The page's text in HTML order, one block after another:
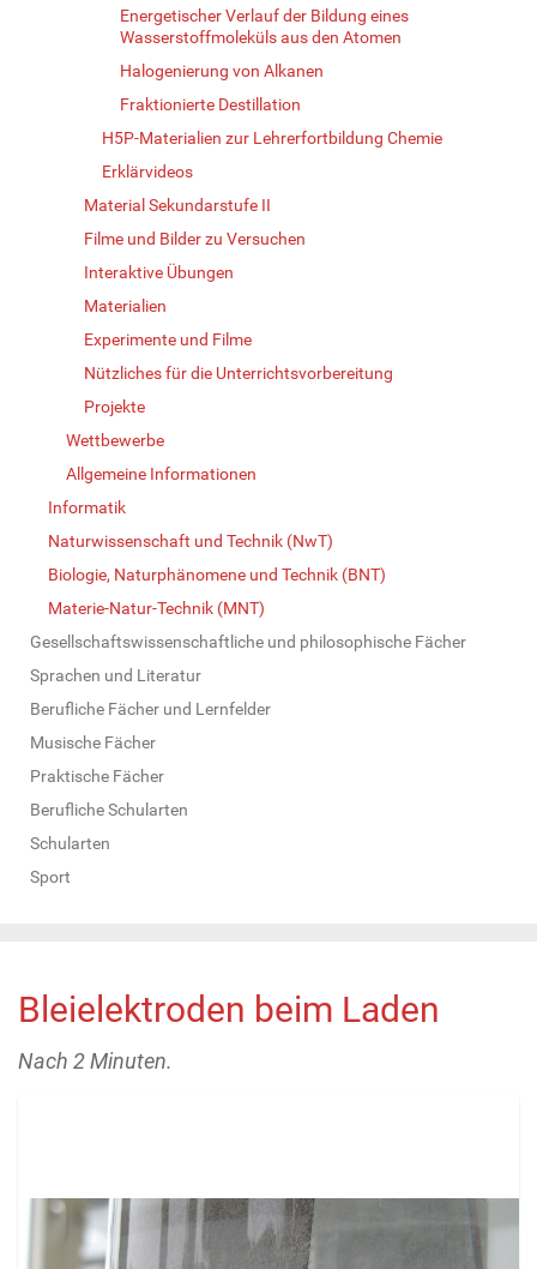
Energetischer Verlauf der Bildung eines
Wasserstoffmoleküls aus den Atomen
Halogenierung von Alkanen
Fraktionierte Destillation
H5P-Materialien zur Lehrerfortbildung Chemie
Erklärvideos
Material Sekundarstufe II
Filme und Bilder zu Versuchen
Interaktive Übungen
Materialien
Experimente und Filme
Nützliches für die Unterrichtsvorbereitung
Projekte
Wettbewerbe
Allgemeine Informationen
Informatik
Naturwissenschaft und Technik (NwT)
Biologie, Naturphänomene und Technik (BNT)
Materie-Natur-Technik (MNT)
Gesellschaftswissenschaftliche und philosophische Fächer
Sprachen und Literatur
Berufliche Fächer und Lernfelder
Musische Fächer
Praktische Fächer
Berufliche Schularten
Schularten
Sport
Bleielektroden beim Laden
Nach 2 Minuten.